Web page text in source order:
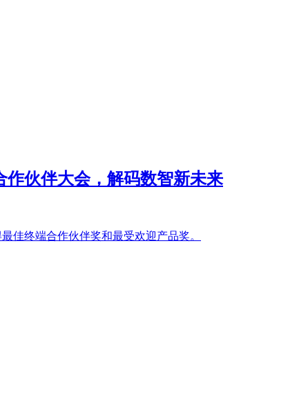
作伙伴大会，解码数智新未来
佳终端合作伙伴奖和最受欢迎产品奖。